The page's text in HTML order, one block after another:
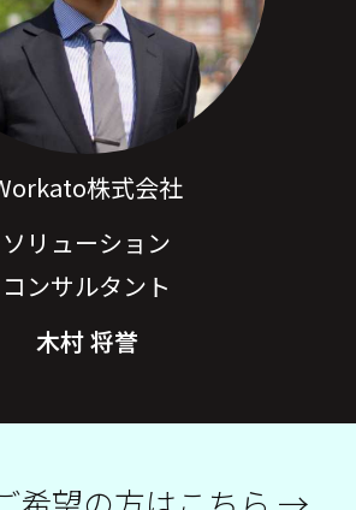
株式会社
ソリューション
コンサルタント
木村 将誉